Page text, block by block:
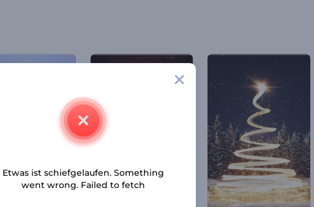
Etwas ist schiefgelaufen. Something
went wrong. Failed to fetch